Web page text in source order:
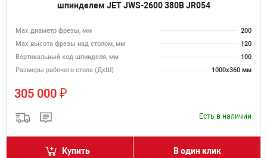
шпинделем JET JWS-2600 380В JR054
Max диаметр фрезы, мм
200
Мах высота фрезы над столом, мм
120
Вертикальный ход шпинделя, мм
100
Размеры рабочего стола (ДхШ)
1000х360 мм
305 000 ₽
Есть в наличии
Купить В один клик